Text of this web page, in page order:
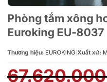
Phòng tắm xông
Euroking EU-8037
Thương hiệu: EUROKING Xuất xứ: